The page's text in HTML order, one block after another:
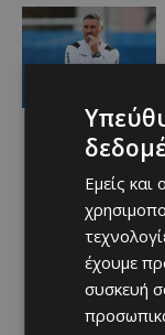
Εμείς και
έχουμε
συσκευή